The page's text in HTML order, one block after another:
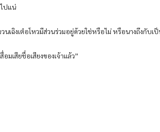
ปแน่
นเฉิงเต๋อโหวมีส่วนร่วมอยู่ด้วยใช่หรือไม่ หรือนางถึงกับเ
มเสียชื่อเสียงของเจ้าแล้ว”